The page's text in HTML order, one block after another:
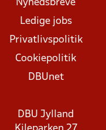
Nyhedsbreve
Ledige jobs
Privatlivspolitik
Cookiepolitik
DBUnet
DBU Jylland